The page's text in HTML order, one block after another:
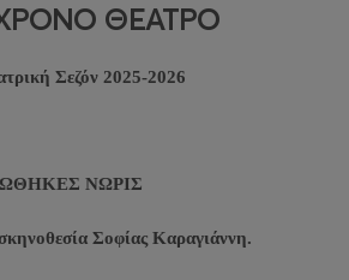
ΘΕΑΤΡΟ
Σεζόν 2025-2026
ΝΩΡΙΣ
Σοφίας Καραγιάννη.